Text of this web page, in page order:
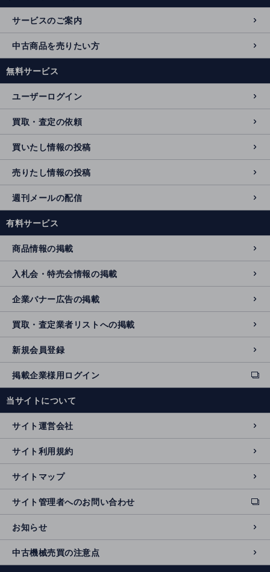
サービスのご案内
中古商品を売りたい方
無料サービス
ユーザーログイン
買取・査定の依頼
買いたし情報の投稿
売りたし情報の投稿
週刊メールの配信
有料サービス
商品情報の掲載
入札会・特売会情報の掲載
企業バナー広告の掲載
買取・査定業者リストへの掲載
新規会員登録
掲載企業様用ログイン
ext
e
n
al
si
t
e
当サイトについて
サイト運営会社
サイト利用規約
サイトマップ
サイト管理者へのお問い合わせ
ext
e
r
n
al
si
お知らせ
中古機械売買の注意点